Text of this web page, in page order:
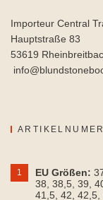
Importeur Central
Hauptstraße 83
53619
1 EU Größen:
38 , 38,5 , 39 ,
41,5 , 42 , 42,5